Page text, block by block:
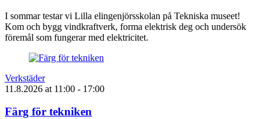
I sommar testar vi Lilla elingenjörsskolan på Tekniska museet!
Kom och bygg vindkraftverk, forma elektrisk deg och undersök
föremål som fungerar med elektricitet.
Verkstäder
11.8.2026 at 11:00 - 17:00
Färg för tekniken